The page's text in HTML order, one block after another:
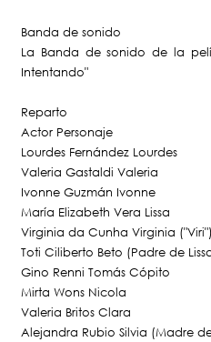
Banda de sonido
La Banda de sonido de la
Intentando"
Reparto
Actor Personaje
Lourdes Fernández Lourdes
Valeria Gastaldi Valeria
Ivonne Guzmán Ivonne
María Elizabeth Vera Lissa
Virginia da Cunha Virginia ("Viri")
Toti Ciliberto Beto (Padre de
Gino Renni Tomás Cópito
Mirta Wons Nicola
Valeria Britos Clara
Alejandra Rubio Silvia (Madre